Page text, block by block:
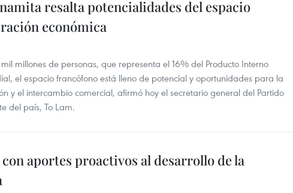
resalta potencialidades del espacio
económica
millones de personas, que representa el 16% del Producto Interno
el espacio francófono está lleno de potencial y oportunidades para la
y el intercambio comercial, afirmó hoy el secretario general del Partido
del país, To Lam.
aportes proactivos al desarrollo de la